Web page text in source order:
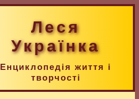
Леся
Українка
Енциклопедія життя і
творчості